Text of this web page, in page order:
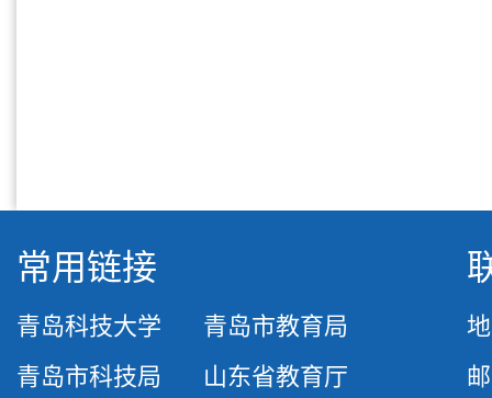
常用链接
青岛科技大学
青岛市教育局
青岛市科技局
山东省教育厅